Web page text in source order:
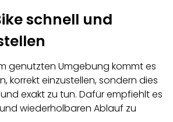
schnell und
genutzten Umgebung kommt es
korrekt einzustellen, sondern dies
exakt zu tun. Dafür empfiehlt es
wiederholbaren Ablauf zu